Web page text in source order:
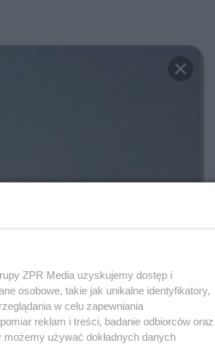
ZPR Media uzyskujemy dostęp i
osobowe, takie jak unikalne identyfikatory,
w celu zapewniania
reklam i treści, badanie odbiorców oraz
używać dokładnych danych